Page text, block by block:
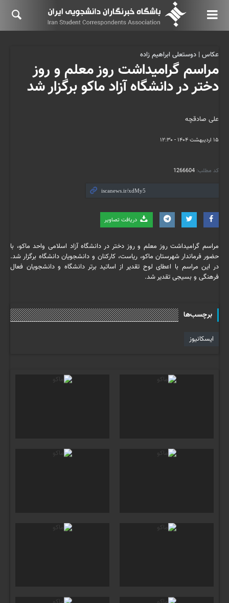
علی صادقچه
۱۵ اردیبهشت ۱۴۰۴ - ۱۲:۳۰
کد مطلب: 1266604
دریافت تصاویر
عکاس | دوستعلی ابراهیم زاده
مراسم گرامیداشت روز معلم و روز
دختر در دانشگاه آزاد ماکو برگزار شد
مراسم گرامیداشت روز معلم و روز دختر در دانشگاه آزاد اسلامی واحد ماکو، با
حضور فرماندار شهرستان ماکو، ریاست، کارکنان و دانشجویان دانشگاه برگزار شد.
در این مراسم با اعطای لوح تقدیر از اساتید برتر دانشگاه و دانشجویان فعال
فرهنگی و بسیجی تقدیر شد.
برچسب‌ها
ایسکانیوز